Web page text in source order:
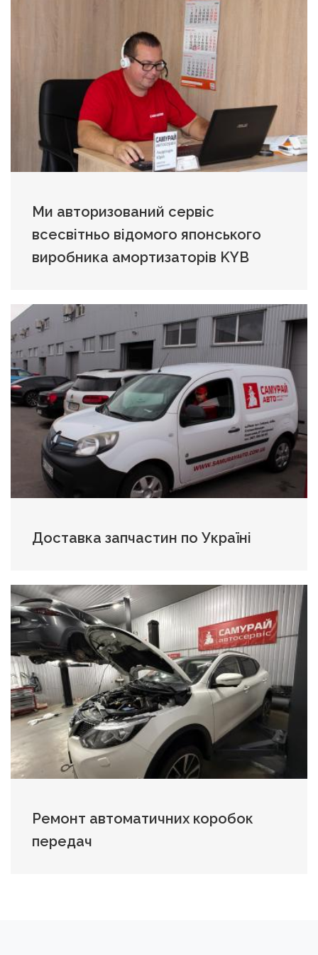
Ми авторизований сервіс
всесвітньо відомого японського
виробника амортизаторів KYB
Доставка запчастин по Україні
Ремонт автоматичних коробок
передач